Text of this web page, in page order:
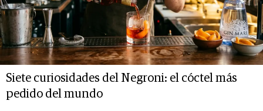
Siete curiosidades del Negroni: el cóctel más
pedido del mundo